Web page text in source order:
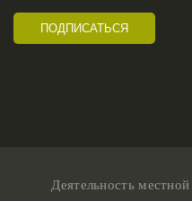
Деятельность